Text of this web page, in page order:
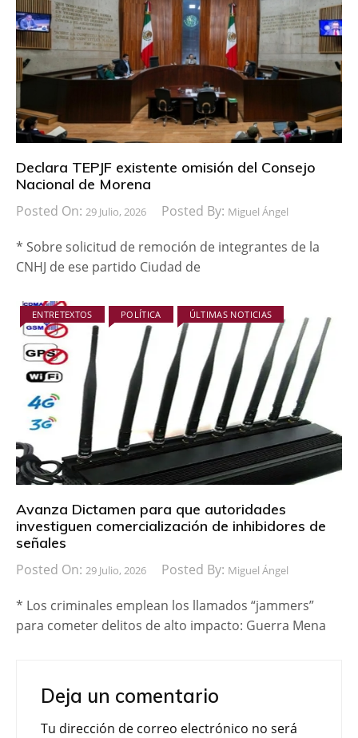
Declara TEPJF existente omisión del Consejo
Nacional de Morena
Posted On: 29 Julio, 2026 Posted By: Miguel Ángel
* Sobre solicitud de remoción de integrantes de la
CNHJ de ese partido Ciudad de
ENTRETEXTOS POLÍTICA ÚLTIMAS NOTICIAS
Avanza Dictamen para que autoridades
investiguen comercialización de inhibidores de
señales
Posted On: 29 Julio, 2026 Posted By: Miguel Ángel
* Los criminales emplean los llamados “jammers”
para cometer delitos de alto impacto: Guerra Mena
Deja un comentario
Tu dirección de correo electrónico no será